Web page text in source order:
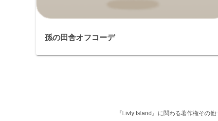
孫の田舎オフコーデ
『Livly Island』に関わる著作権その